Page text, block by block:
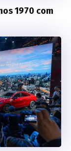
1970 com